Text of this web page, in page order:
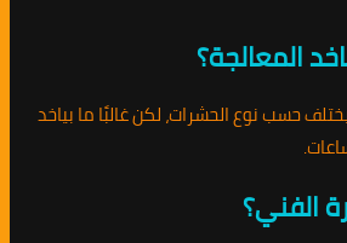
المعالجة؟
حسب نوع الحشرات، لكن غالبًا ما بياخد
الفني؟